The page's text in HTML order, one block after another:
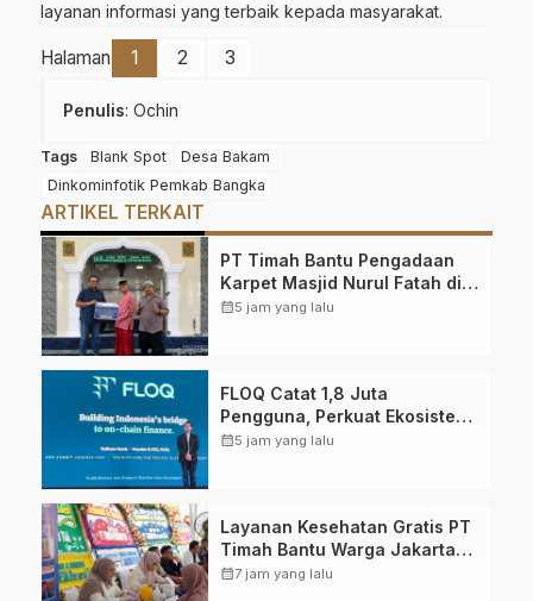
layanan informasi yang terbaik kepada masyarakat.
Halaman 1 2 3
Penulis: Ochin
Tags Blank Spot
Desa Bakam
Dinkominfotik Pemkab Bangka
ARTIKEL TERKAIT
PT Timah Bantu Pengadaan
Karpet Masjid Nurul Fatah di
Belitung
calendar_month5 jam yang lalu
FLOQ Catat 1,8 Juta
Pengguna, Perkuat Ekosistem
Keuangan On-Chain Bersama
calendar_month5 jam yang lalu
Layanan Kesehatan Gratis PT
Timah Bantu Warga Jakarta
Cek Kondisi Kesehatan
calendar_month7 jam yang lalu